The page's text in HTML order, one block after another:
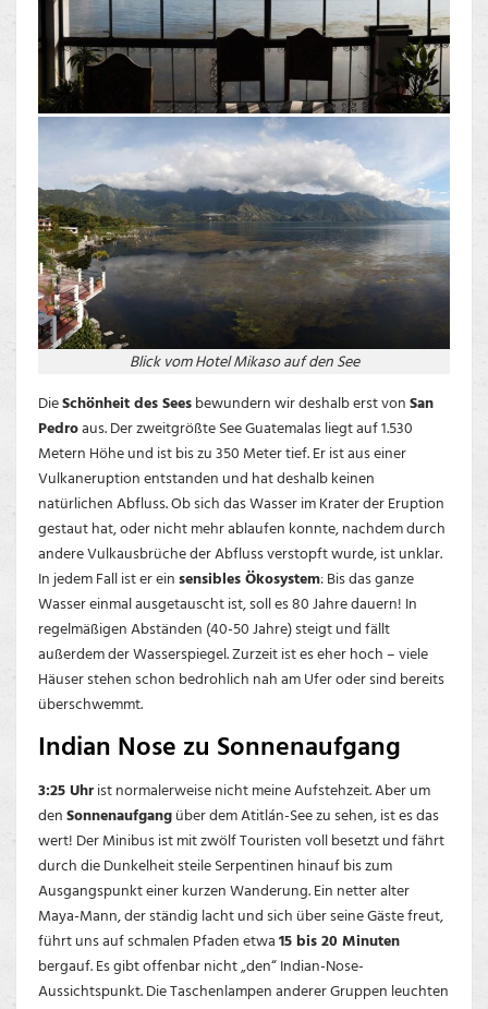
Blick vom Hotel Mikaso auf den See
DieSchönheit des Seesbewundern wir deshalb erst vonSan
Pedroaus. Der zweitgrößte See Guatemalas liegt auf 1.530
Metern Höhe und ist bis zu 350 Meter tief. Er ist aus einer
Vulkaneruption entstanden und hat deshalb keinen
natürlichen Abfluss. Ob sich das Wasser im Krater der Eruption
gestaut hat, oder nicht mehr ablaufen konnte, nachdem durch
andere Vulkausbrüche der Abfluss verstopft wurde, ist unklar.
In jedem Fall ist er einsensibles Ökosystem: Bis das ganze
Wasser einmal ausgetauscht ist, soll es 80 Jahre dauern! In
regelmäßigen Abständen (40-50 Jahre) steigt und fällt
außerdem der Wasserspiegel. Zurzeit ist es eher hoch – viele
Häuser stehen schon bedrohlich nah am Ufer oder sind bereits
überschwemmt.
Indian Nose zu Sonnenaufgang
3:25 Uhrist normalerweise nicht meine Aufstehzeit. Aber um
denSonnenaufgangüber dem Atitlán-See zu sehen, ist es das
wert! Der Minibus ist mit zwölf Touristen voll besetzt und fährt
durch die Dunkelheit steile Serpentinen hinauf bis zum
Ausgangspunkt einer kurzen Wanderung. Ein netter alter
Maya-Mann, der ständig lacht und sich über seine Gäste freut,
führt uns auf schmalen Pfaden etwa15 bis 20 Minuten
bergauf. Es gibt offenbar nicht „den“ Indian-Nose-
Aussichtspunkt. Die Taschenlampen anderer Gruppen leuchten